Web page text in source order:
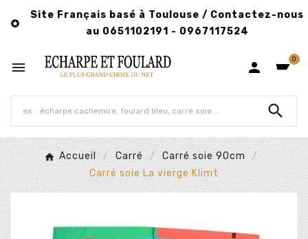

Site Français basé à Toulouse / Contactez-nous
au 0651102191 - 0967117524
  0

Accueil Carré
Carré soie 90cm
Carré soie La vierge Klimt